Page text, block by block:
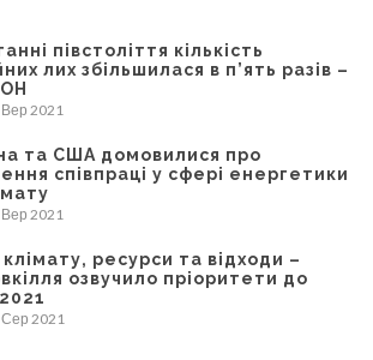
півстоліття кількість
лих збільшилася в п’ять разів –
2021
та США домовилися про
співпраці у сфері енергетики
2021
клімату, ресурси та відходи –
озвучило пріоритети до
Сер 2021